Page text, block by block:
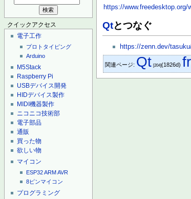
クイックアクセス
電子工作
プロトタイピング
Arduino
M5Stack
Raspberry Pi
USBデバイス開発
HIDデバイス製作
MIDI機器製作
ニコニコ技術部
電子部品
通販
買った物
欲しい物
マイコン
ESP32ARMAVR
8ピンマイコン
プログラミング
https://
Qtとつなぐ
https://zenn.dev/
関連ページ: Qt [204](1826d)